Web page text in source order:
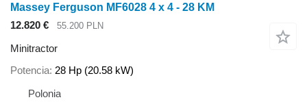
Massey Ferguson MF6028 4 x 4 - 28 KM
12.820 €
55.200 PLN
Minitractor
Potencia 28 Hp (20.58 kW)
Polonia